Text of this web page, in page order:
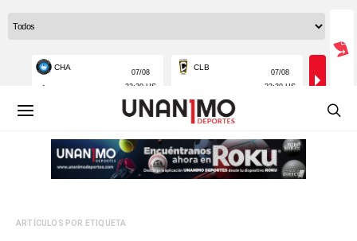
ARTÍCULOS POR ETIQUETA